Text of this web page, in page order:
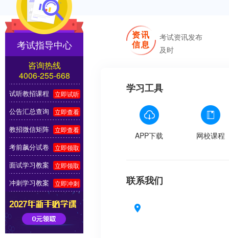
资讯
信息
考试资讯发布
及时
学习工具
APP下载 网校课程
联系我们
考试指导中心
咨询热线
4006-255-668
试听教招课程 立即试听
公告汇总查询 立即查看
教招微信矩阵 立即查看
考前飙分试卷 立即领取
面试学习教案 立即领取
冲刺学习教案 立即冲刺